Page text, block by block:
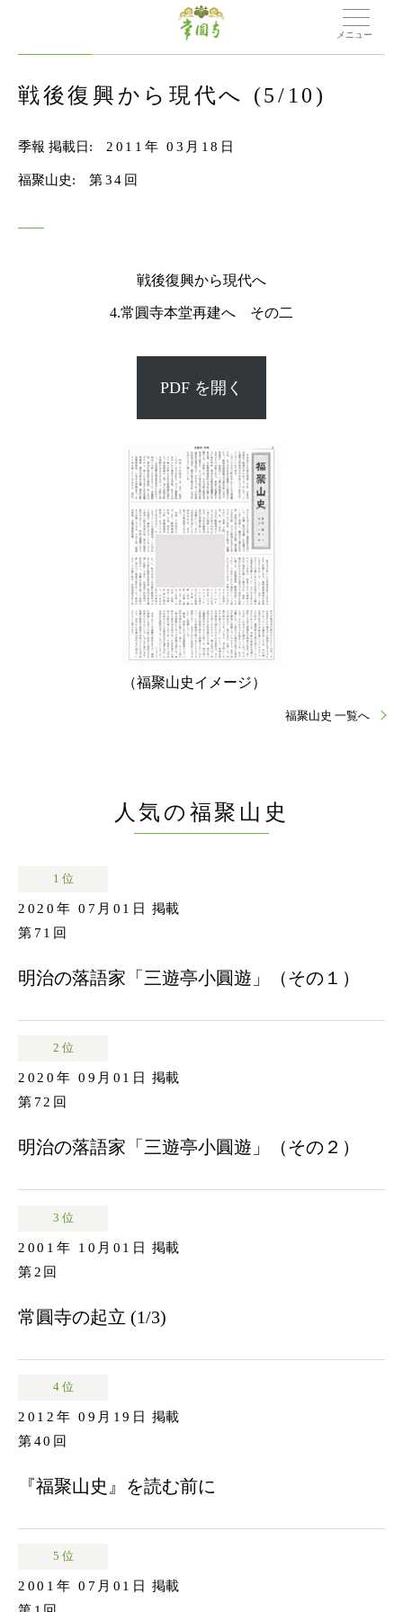
メニュー
戦後復興から現代へ (5/10)
季報 掲載日: 2011年 03月18日
福聚山史: 第34回
戦後復興から現代へ
4.常圓寺本堂再建へ その二
PDF を開く
（福聚山史イメージ）
福聚山史 一覧へ
人気の福聚山史
1 位
2020年 07月01日
掲載
第71回
明治の落語家「三遊亭小圓遊」（その１）
2 位
2020年 09月01日
掲載
第72回
明治の落語家「三遊亭小圓遊」（その２）
3 位
2001年 10月01日
掲載
第2回
常圓寺の起立 (1/3)
4 位
2012年 09月19日
掲載
第40回
『福聚山史』を読む前に
5 位
2001年 07月01日
掲載